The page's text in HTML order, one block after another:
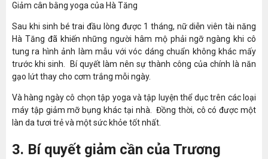
Giảm cân bằng yoga của Hà Tăng
Sau khi sinh bé trai đầu lòng được 1 tháng, nữ diễn viên tài năng
Hà Tăng đã khiến những người hâm mộ phải ngỡ ngàng khi cô
tung ra hình ảnh làm mẫu với vóc dáng chuẩn không khác mấy
trước khi sinh. Bí quyết làm nên sự thành công của chính là năn
gạo lứt thay cho cơm trắng mỗi ngày.
Và hàng ngày cô chọn tập yoga và tập luyện thể dục trên các loại
máy tập giảm mỡ bụng khác tại nhà. Đồng thời, cô có được một
làn da tươi trẻ và một sức khỏe tốt nhất.
3. Bí quyết giảm cần của Trương